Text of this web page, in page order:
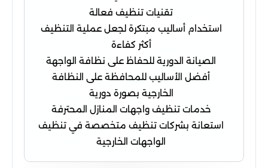
تقنيات تنظيف فعالة
استخدام أساليب مبتكرة لجعل عملية التنظيف
أكثر كفاءة
الصيانة الدورية للحفاظ على نظافة الواجهة
أفضل الأساليب للمحافظة على النظافة
الخارجية بصورة دورية
خدمات تنظيف واجهات المنازل المحترفة
استعانة بشركات تنظيف متخصصة في تنظيف
الواجهات الخارجية